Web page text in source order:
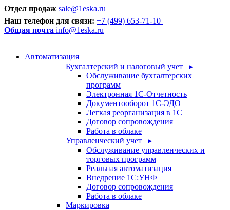
Отдел продаж sale@1eska.ru
Наш телефон для связи: +7 (499) 653-71-10
Общая почта info@1eska.ru
Автоматизация
Бухгалтерский и налоговый учет ▸
Обслуживание бухгалтерских
программ
Электронная 1С-Отчетность
Документооборот 1С-ЭДО
Легкая реорганизация в 1С
Договор сопровождения
Работа в облаке
Управленческий учет ▸
Обслуживание управленческих и
торговых программ
Реальная автоматизация
Внедрение 1С:УНФ
Договор сопровождения
Работа в облаке
Маркировка